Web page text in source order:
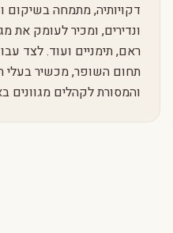
דקויותיה, מתמחה בשיקום
ונדירים, ומכיר לעומק את
ראם, תימניים ועוד. לצד
תחום השופר, מכשיר בעלי
והמסורת לקהלים מגוונים